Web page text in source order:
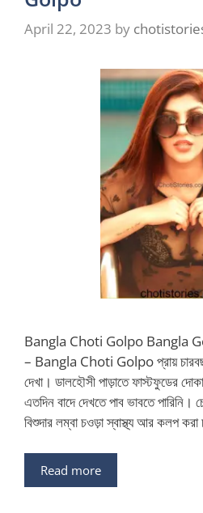
April 22, 2023 by
Bangla Choti Golpo Bangla
– Bangla Choti Golpo প্রায় চারবছর
দেখা। ডালহৌসী পাড়াতে ফাস্টফুডের
এতদিন বাদে দেখতে পাব ভাবতে
বিশুদার লম্বা চওড়া স্বাস্থ্য আর কলপ
Read more